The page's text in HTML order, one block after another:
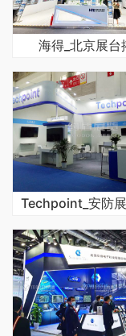
海得_北京展台
Techpoint_安防